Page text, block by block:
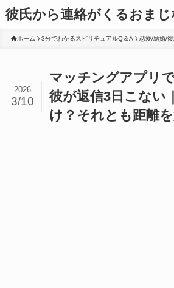
彼氏から連絡がくるおまじ
ホーム 3分でわかるスピリチュアルQ＆A 恋愛/結婚/
マッチングアプリ
彼が返信3日こない
け？それとも距離
2026
3/10